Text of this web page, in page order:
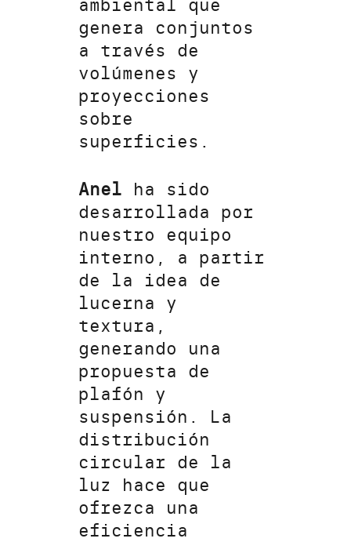
ambiental que
genera conjuntos
a través de
volúmenes y
proyecciones
sobre
superficies.
Anel ha sido
desarrollada por
nuestro equipo
interno, a partir
de la idea de
lucerna y
textura,
generando una
propuesta de
plafón y
suspensión. La
distribución
circular de la
luz hace que
ofrezca una
eficiencia